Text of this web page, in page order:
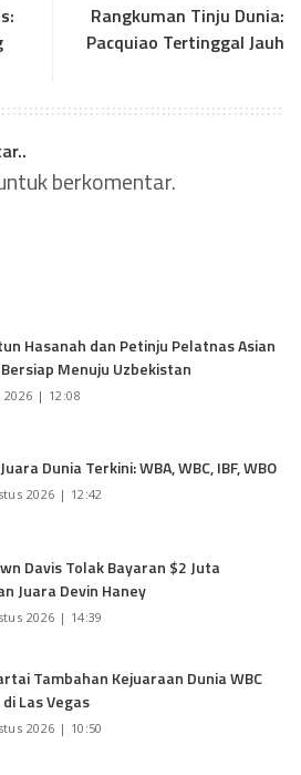
Rangkuman Tinju Dunia:
Pacquiao Tertinggal Jauh
berkomentar.
Hasanah dan Petinju Pelatnas Asian
Menuju Uzbekistan
2026 | 12:08
Dunia Terkini: WBA, WBC, IBF, WBO
2026 | 12:42
Davis Tolak Bayaran $2 Juta
Juara Devin Haney
2026 | 14:39
Tambahan Kejuaraan Dunia WBC
di Las Vegas
2026 | 10:50